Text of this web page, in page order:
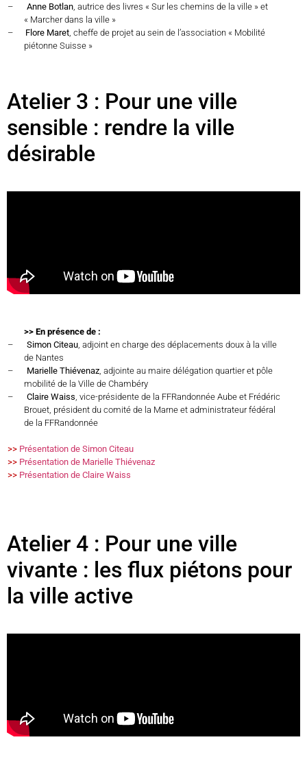
–
Anne Botlan, autrice des livres « Sur les chemins de la ville » et
« Marcher dans la ville »
– Flore Maret, cheffe de projet au sein de l’association « Mobilité
piétonne Suisse »
Atelier 3 : Pour une ville
sensible : rendre la ville
désirable
>> En présence de :
–
Simon Citeau, adjoint en charge des déplacements doux à la ville
de Nantes
–
Marielle Thiévenaz, adjointe au maire délégation quartier et pôle
mobilité de la Ville de Chambéry
–
Claire Waiss, vice-présidente de la FFRandonnée Aube et Frédéric
Brouet, président du comité de la Marne et administrateur fédéral
de la FFRandonnée
>> Présentation de Simon Citeau
>> Présentation de Marielle Thiévenaz
>> Présentation de Claire Waiss
Atelier 4 : Pour une ville
vivante : les flux piétons pour
la ville active